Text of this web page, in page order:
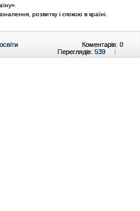
розвитку і спокою в країні.
Коментарів: 0
Переглядів: 539 |